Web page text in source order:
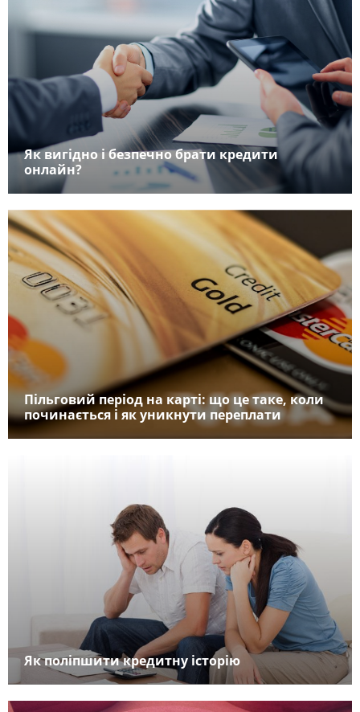
Як вигідно і безпечно брати кредити
онлайн?
Пільговий період на карті: що це таке, коли
починається і як уникнути переплати
Як поліпшити кредитну історію